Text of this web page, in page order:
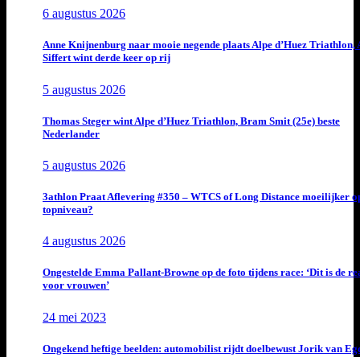
6 augustus 2026
Anne Knijnenburg naar mooie negende plaats Alpe d’Huez Triathlon,
Siffert wint derde keer op rij
5 augustus 2026
Thomas Steger wint Alpe d’Huez Triathlon, Bram Smit (25e) beste
Nederlander
5 augustus 2026
3athlon Praat Aflevering #350 – WTCS of Long Distance moeilijker
topniveau?
4 augustus 2026
Ongestelde Emma Pallant-Browne op de foto tijdens race: ‘Dit is de
voor vrouwen’
24 mei 2023
Ongekend heftige beelden: automobilist rijdt doelbewust Jorik van